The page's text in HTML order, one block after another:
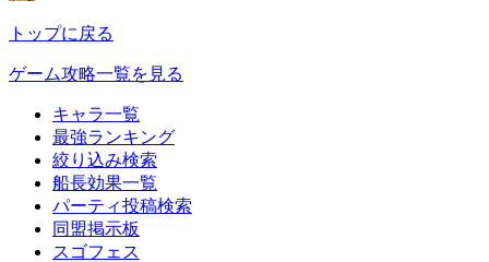
トップに戻る
ゲーム攻略一覧を見る
キャラ一覧
最強ランキング
絞り込み検索
船長効果一覧
パーティ投稿検索
同盟掲示板
スゴフェス